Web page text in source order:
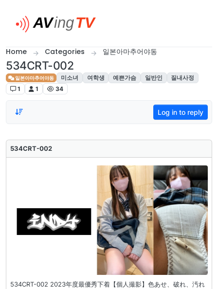
Home Categories 일본아마추어야동
534CRT-002
일본아마추어야동 미소녀 여학생 예쁜가슴 일반인
질내사정
1
1 34
Log in to reply
534CRT-002
534CRT-002 2023年度最優秀下着【個人撮影】色あせ、破れ、汚れ